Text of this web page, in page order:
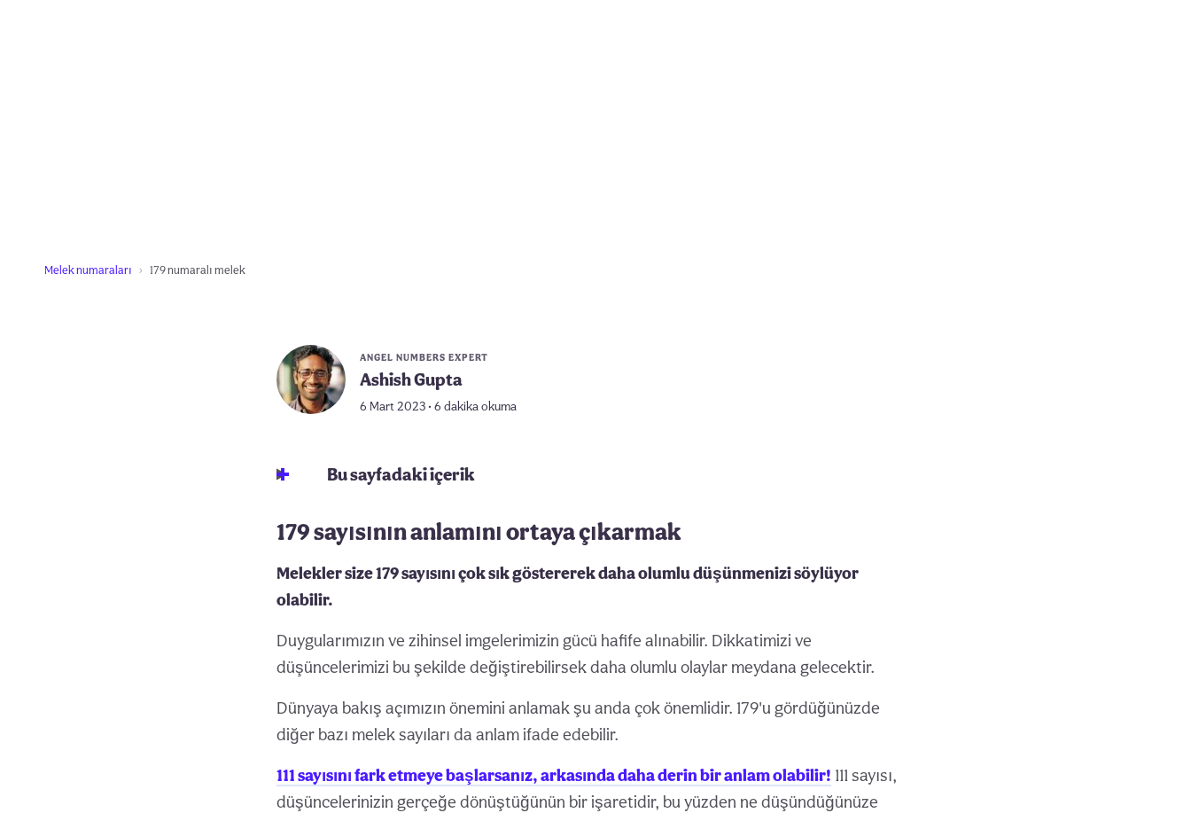
Melek numaraları 179 numaralı melek
ANGEL NUMBERS EXPERT
Ashish Gupta
6 Mart 2023 • 6 dakika okuma
Bu sayfadaki içerik
179 sayısının anlamını ortaya çıkarmak
Melekler size 179 sayısını çok sık göstererek daha olumlu düşünmenizi söylüyor
olabilir.
Duygularımızın ve zihinsel imgelerimizin gücü hafife alınabilir. Dikkatimizi ve
düşüncelerimizi bu şekilde değiştirebilirsek daha olumlu olaylar meydana gelecektir.
Dünyaya bakış açımızın önemini anlamak şu anda çok önemlidir. 179'u gördüğünüzde
diğer bazı melek sayıları da anlam ifade edebilir.
111 sayısını fark etmeye başlarsanız, arkasında daha derin bir anlam olabilir! 111 sayısı,
düşüncelerinizin gerçeğe dönüştüğünün bir işaretidir, bu yüzden ne düşündüğünüze